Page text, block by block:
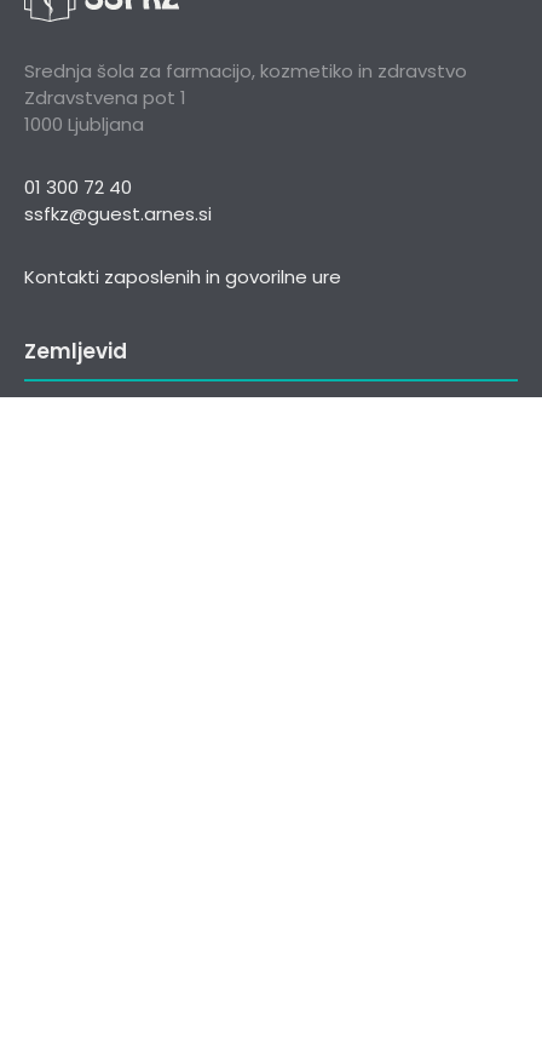
Srednja šola za farmacijo, kozmetiko in zdravstvo
Zdravstvena pot 1
1000 Ljubljana
01 300 72 40
ssfkz@guest.arnes.si
Kontakti zaposlenih in govorilne ure
Zemljevid